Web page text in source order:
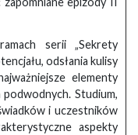
serii „Sekrety
odsłania kulisy
elementy
Studium,
i uczestników
aspekty